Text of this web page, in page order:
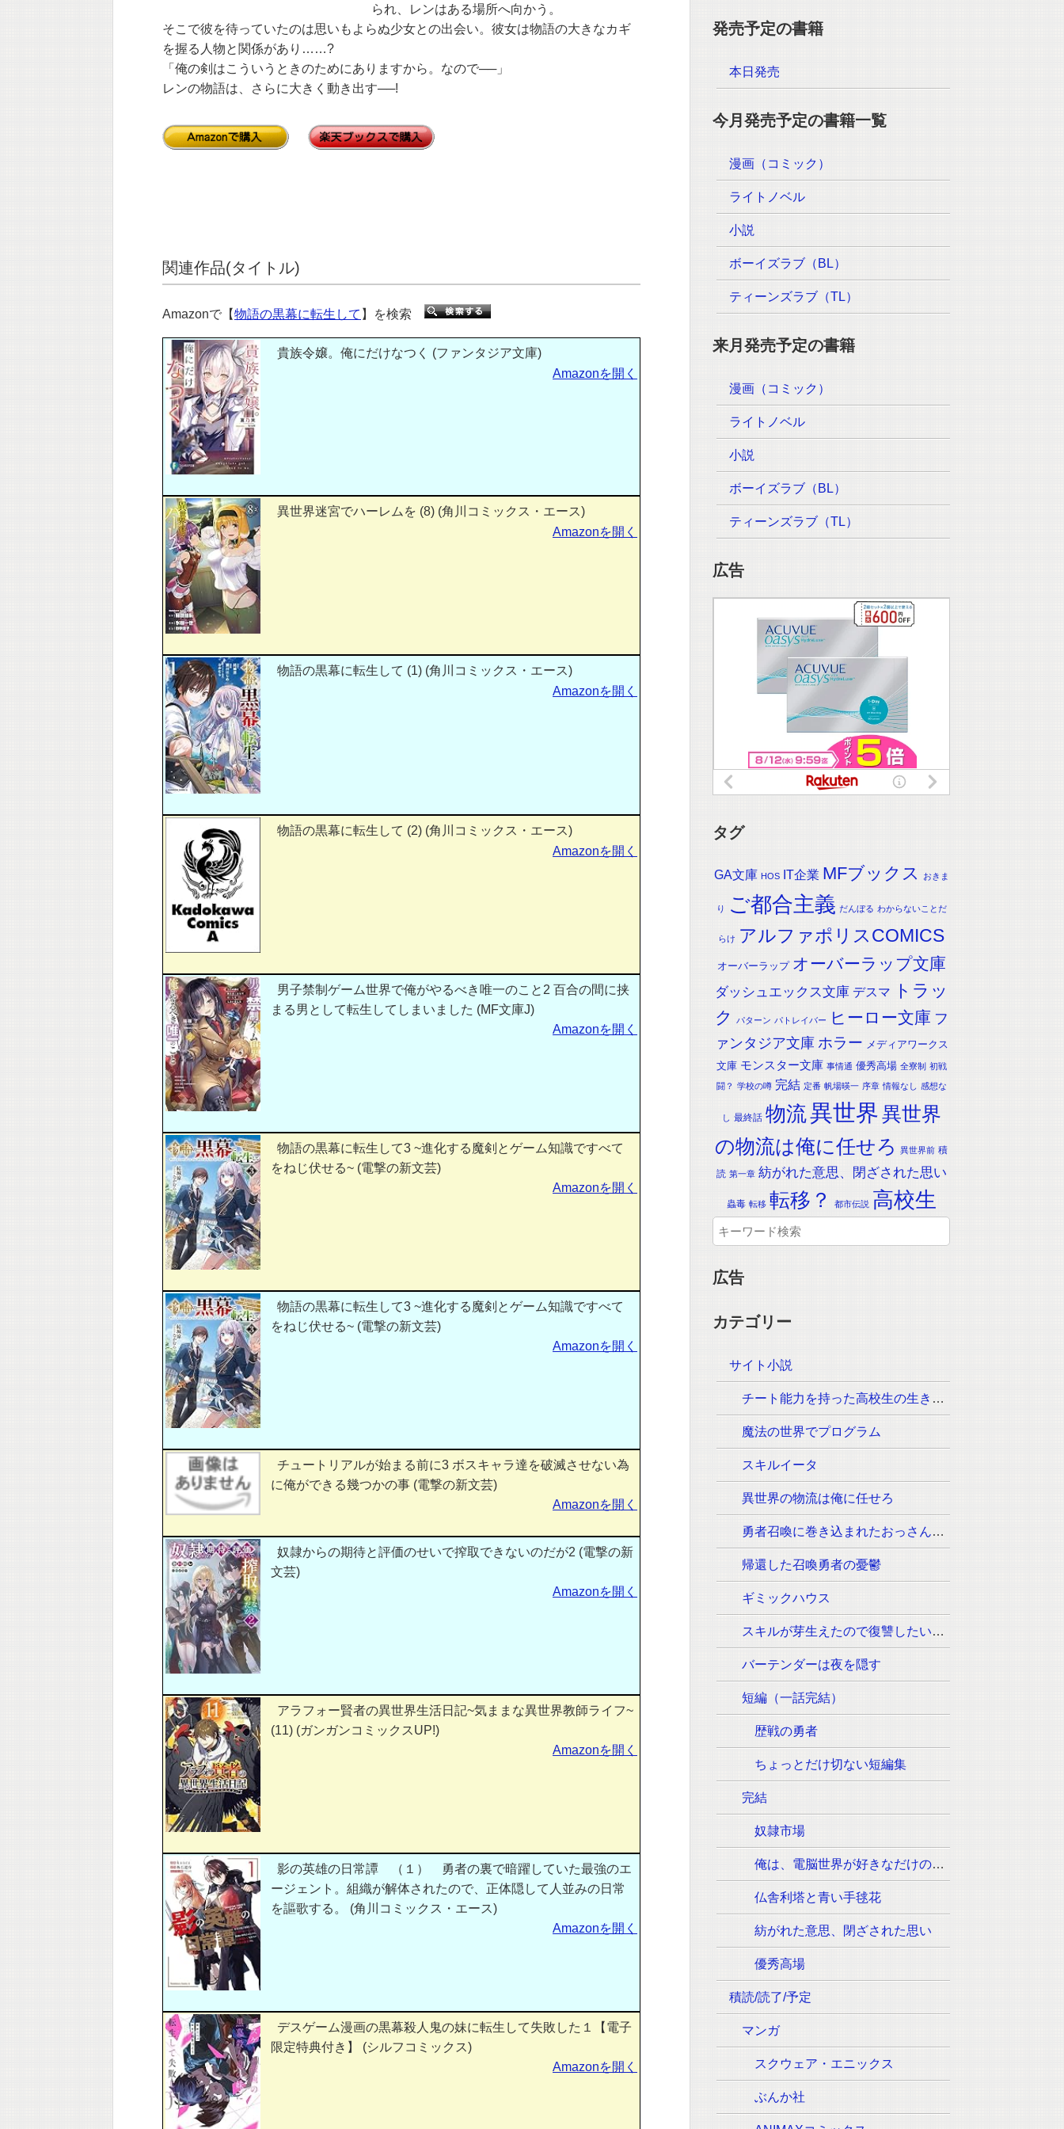
られ、レンはある場所へ向かう。
そこで彼を待っていたのは思いもよらぬ少女との出会い。彼女は物語の大きなカギ
を握る人物と関係があり……?
「俺の剣はこういうときのためにありますから。なので──」
レンの物語は、さらに大きく動き出す──!
関連作品(タイトル)
Amazonで【物語の黒幕に転生して 】を検索
貴族令嬢。俺にだけなつく (ファンタジア文庫)
Amazonを開く
異世界迷宮でハーレムを (8) (角川コミックス・エース)
Amazonを開く
物語の黒幕に転生して (1) (角川コミックス・エース)
Amazonを開く
物語の黒幕に転生して (2) (角川コミックス・エース)
Amazonを開く
男子禁制ゲーム世界で俺がやるべき唯一のこと2 百合の間に挟
まる男として転生してしまいました (MF文庫J)
Amazonを開く
物語の黒幕に転生して3 ~進化する魔剣とゲーム知識ですべて
をねじ伏せる~ (電撃の新文芸)
Amazonを開く
物語の黒幕に転生して3 ~進化する魔剣とゲーム知識ですべて
をねじ伏せる~ (電撃の新文芸)
Amazonを開く
チュートリアルが始まる前に3 ボスキャラ達を破滅させない為
に俺ができる幾つかの事 (電撃の新文芸)
Amazonを開く
奴隷からの期待と評価のせいで搾取できないのだが2 (電撃の新
文芸)
Amazonを開く
アラフォー賢者の異世界生活日記~気ままな異世界教師ライフ~
(11) (ガンガンコミックスUP!)
Amazonを開く
影の英雄の日常譚 （１） 勇者の裏で暗躍していた最強のエ
ージェント。組織が解体されたので、正体隠して人並みの日常
を謳歌する。 (角川コミックス・エース)
Amazonを開く
デスゲーム漫画の黒幕殺人鬼の妹に転生して失敗した１【電子
限定特典付き】 (シルフコミックス)
Amazonを開く
発売予定の書籍
本日発売
今月発売予定の書籍一覧
漫画（コミック）
ライトノベル
小説
ボーイズラブ（BL）
ティーンズラブ（TL）
来月発売予定の書籍
漫画（コミック）
ライトノベル
小説
ボーイズラブ（BL）
ティーンズラブ（TL）
広告
タグ
GA文庫 HOS IT企業 MFブックス おきま
り ご都合主義 だんぼる わからないことだ
らけ アルファポリスCOMICS
オーバーラップ オーバーラップ文庫
ダッシュエックス文庫 デスマ
トラッ
ク
パターン パトレイバー ヒーロー文庫 フ
ァンタジア文庫 ホラー メディアワークス
文庫 モンスター文庫 事情通 優秀高場 全寮制 初戦
闘？ 学校の噂 完結 定番 帆場暎一 序章 情報なし 感想な
し 最終話 物流異世界異世界
の物流は俺に任せろ
異世界前 積
読 第一章 紡がれた意思、閉ざされた思い
蟲毒 転移 転移？ 都市伝説 高校生
広告
カテゴリー
サイト小説
チート能力を持った高校生の生き残りをかけた長く短い七日間
魔法の世界でプログラム
スキルイータ
異世界の物流は俺に任せろ
勇者召喚に巻き込まれたおっさんはウォッシュの魔法（必須:ウィッシュのポーズ）しか使えません。
帰還した召喚勇者の憂鬱
ギミックハウス
スキルが芽生えたので復讐したいと思います
バーテンダーは夜を隠す
短編（一話完結）
歴戦の勇者
ちょっとだけ切ない短編集
完結
奴隷市場
俺は、電脳世界が好きなだけの一般人です
仏舎利塔と青い手毬花
紡がれた意思、閉ざされた思い
優秀高場
積読/読了/予定
マンガ
スクウェア・エニックス
ぶんか社